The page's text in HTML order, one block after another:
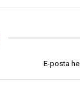
E-posta